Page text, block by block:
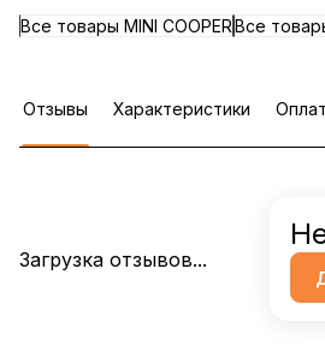
Все товары MINI COOPERВсе
Отзывы Характеристики
Загрузка отзывов...